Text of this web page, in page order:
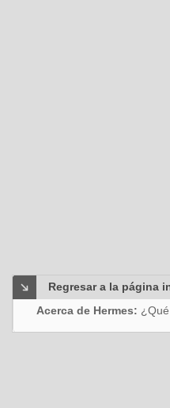
Regresar a la página
Acerca de Hermes: